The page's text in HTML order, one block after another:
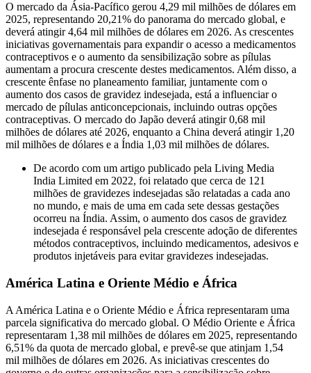
O mercado da Ásia-Pacífico gerou 4,29 mil milhões de dólares em
2025, representando 20,21% do panorama do mercado global, e
deverá atingir 4,64 mil milhões de dólares em 2026. As crescentes
iniciativas governamentais para expandir o acesso a medicamentos
contraceptivos e o aumento da sensibilização sobre as pílulas
aumentam a procura crescente destes medicamentos. Além disso, a
crescente ênfase no planeamento familiar, juntamente com o
aumento dos casos de gravidez indesejada, está a influenciar o
mercado de pílulas anticoncepcionais, incluindo outras opções
contraceptivas. O mercado do Japão deverá atingir 0,68 mil
milhões de dólares até 2026, enquanto a China deverá atingir 1,20
mil milhões de dólares e a Índia 1,03 mil milhões de dólares.
De acordo com um artigo publicado pela Living Media
India Limited em 2022, foi relatado que cerca de 121
milhões de gravidezes indesejadas são relatadas a cada ano
no mundo, e mais de uma em cada sete dessas gestações
ocorreu na Índia. Assim, o aumento dos casos de gravidez
indesejada é responsável pela crescente adoção de diferentes
métodos contraceptivos, incluindo medicamentos, adesivos e
produtos injetáveis ​​para evitar gravidezes indesejadas.
América Latina e Oriente Médio e África
A América Latina e o Oriente Médio e África representaram uma
parcela significativa do mercado global. O Médio Oriente e África
representaram 1,38 mil milhões de dólares em 2025, representando
6,51% da quota de mercado global, e prevê-se que atinjam 1,54
mil milhões de dólares em 2026. As iniciativas crescentes do